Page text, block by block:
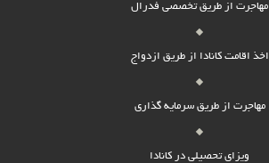
مهاجرت از طریق تخصصی فدرال
اخذ اقامت کانادا از طریق ازدواج
مهاجرت از طریق سرمایه گذاری
ویزای تحصیلی در کانادا